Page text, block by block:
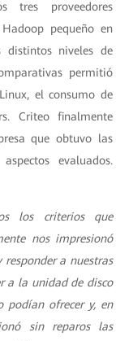
proveedores
pequeño en
niveles de
permitió
el consumo de
Criteo finalmente
que obtuvo las
evaluados.
los criterios que
nos impresionó
a nuestras
a la unidad de disco
podían ofrecer y, en
sin reparos las